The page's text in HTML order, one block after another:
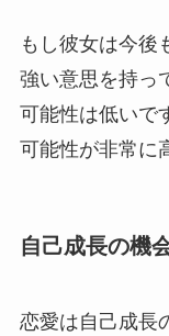
もし彼女は今後
強い意思を持っ
可能性は低いで
可能性が非常に
自己成長の機
恋愛は自己成長